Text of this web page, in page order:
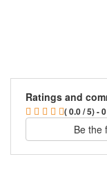
Ratings and
( 0.0 / 5) -
Be the